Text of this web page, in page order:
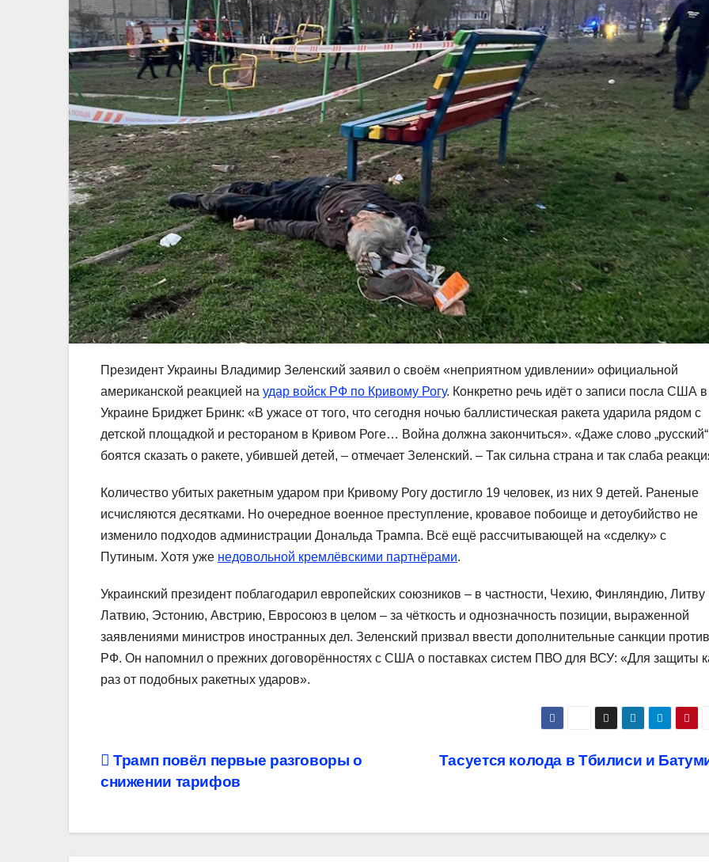
Президент Украины Владимир Зеленский заявил о своём «неприятном удивлении» официальной
американской реакцией на удар войск РФ по Кривому Рогу. Конкретно речь идёт о записи посла США в
Украине Бриджет Бринк: «В ужасе от того, что сегодня ночью баллистическая ракета ударила рядом с
детской площадкой и рестораном в Кривом Роге… Война должна закончиться». «Даже слово „русский“
боятся сказать о ракете, убившей детей, – отмечает Зеленский. – Так сильна страна и так слаба
Количество убитых ракетным ударом при Кривому Рогу достигло 19 человек, из них 9 детей. Раненые
исчисляются десятками. Но очередное военное преступление, кровавое побоище и детоубийство не
изменило подходов администрации Дональда Трампа. Всё ещё рассчитывающей на «сделку» с
Путиным. Хотя уже недовольной кремлёвскими партнёрами.
Украинский президент поблагодарил европейских союзников – в частности, Чехию, Финляндию, Литву
Латвию, Эстонию, Австрию, Евросоюз в целом – за чёткость и однозначность позиции, выраженной
заявлениями министров иностранных дел. Зеленский призвал ввести дополнительные санкции против
РФ. Он напомнил о прежних договорённостях с США о поставках систем ПВО для ВСУ: «Для защиты
раз от подобных ракетных ударов».
Навигация
записям
Тасуется колода в Тбилиси и
Трамп повёл первые разговоры о
снижении тарифов